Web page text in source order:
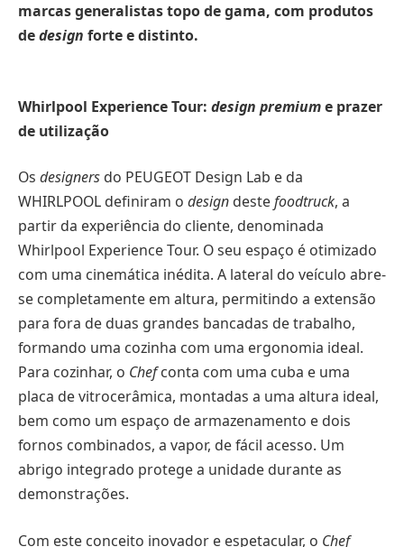
marcas generalistas topo de gama, com produtos
dedesign forte e distinto.
Whirlpool Experience Tour: design premiume prazer
de utilização
Os designers do PEUGEOT Design Lab e da
WHIRLPOOL definiram o design destefoodtruck, a
partir da experiência do cliente, denominada
Whirlpool Experience Tour. O seu espaço é otimizado
com uma cinemática inédita. A lateral do veículo abre-
se completamente em altura, permitindo a extensão
para fora de duas grandes bancadas de trabalho,
formando uma cozinha com uma ergonomia ideal.
Para cozinhar, o Chefconta com uma cuba e uma
placa de vitrocerâmica, montadas a uma altura ideal,
bem como um espaço de armazenamento e dois
fornos combinados, a vapor, de fácil acesso. Um
abrigo integrado protege a unidade durante as
demonstrações.
Com este conceito inovador e espetacular, o Chef